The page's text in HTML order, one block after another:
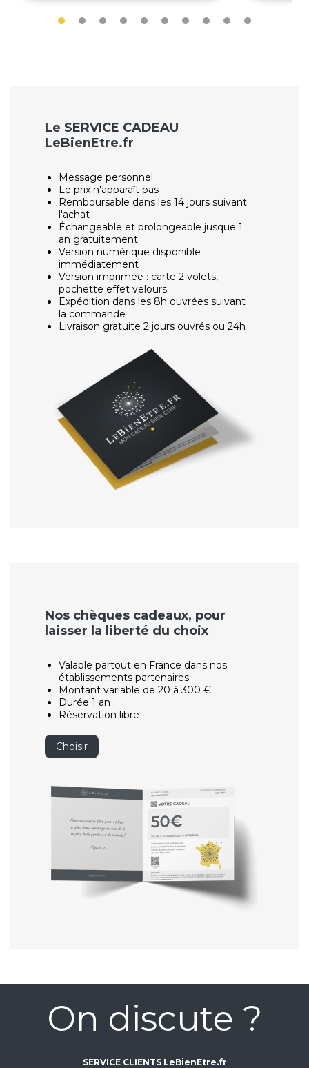
Le SERVICE CADEAU
LeBienEtre.fr
Message personnel
Le prix n'apparaît pas
Remboursable dans les 14 jours suivant
l'achat
Échangeable et prolongeable jusque 1
an gratuitement
Version numérique disponible
immédiatement
Version imprimée : carte 2 volets,
pochette effet velours
Expédition dans les 8h ouvrées suivant
la commande
Livraison gratuite 2 jours ouvrés ou 24h
Nos chèques cadeaux, pour
laisser la liberté du choix
Valable partout en France dans nos
établissements partenaires
Montant variable de 20 à 300 €
Durée 1 an
Réservation libre
Choisir
On discute ?
SERVICE CLIENTS LeBienEtre.fr